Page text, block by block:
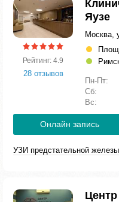
Рейтинг: 4.9
28 отзывов
Яузе
Москва,
Пн-Пт:
Сб:
Вс:
Онлайн запись
УЗИ предстательной железы